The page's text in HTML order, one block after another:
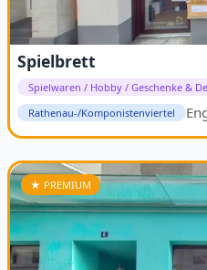
Spielbrett
Spielwaren / Hobby / Geschenke &
Rathenau-/Komponistenviertel
★ PREMIUM